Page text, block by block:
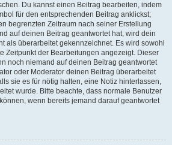
Du kannst einen Beitrag bearbeiten, indem
für den entsprechenden Beitrag anklickst;
begrenzten Zeitraum nach seiner Erstellung
auf deinen Beitrag geantwortet hat, wird dein
als überarbeitet gekennzeichnet. Es wird sowohl
Zeitpunkt der Bearbeitungen angezeigt. Dieser
noch niemand auf deinen Beitrag geantwortet
oder Moderator deinen Beitrag überarbeitet
sie es für nötig halten, eine Notiz hinterlassen,
wurde. Bitte beachte, dass normale Benutzer
wenn bereits jemand darauf geantwortet